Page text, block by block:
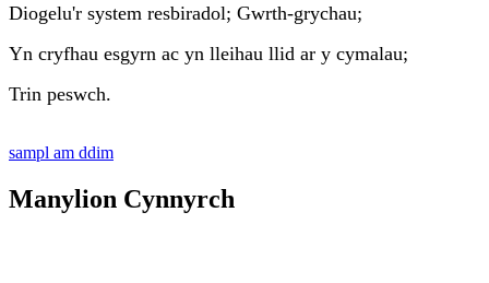
Diogelu'r system resbiradol; Gwrth-grychau;
Yn cryfhau esgyrn ac yn lleihau llid ar y cymalau;
Trin peswch.
sampl am ddim
Manylion Cynnyrch